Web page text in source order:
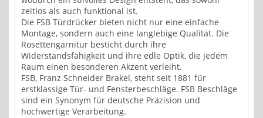
zeitlos als auch funktional ist.
Die FSB Türdrücker bieten nicht nur eine einfache
Montage, sondern auch eine langlebige Qualität. Die
Rosettengarnitur besticht durch ihre
Widerstandsfähigkeit und ihre edle Optik, die jedem
Raum einen besonderen Akzent verleiht.
FSB, Franz Schneider Brakel, steht seit 1881 für
erstklassige Tür- und Fensterbeschläge. FSB Beschläge
sind ein Synonym für deutsche Präzision und
hochwertige Verarbeitung.